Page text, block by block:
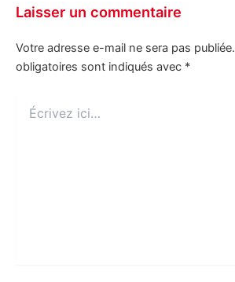
Laisser un commentaire
Votre adresse e-mail ne sera pas publiée.
obligatoires sont indiqués avec *
ici…